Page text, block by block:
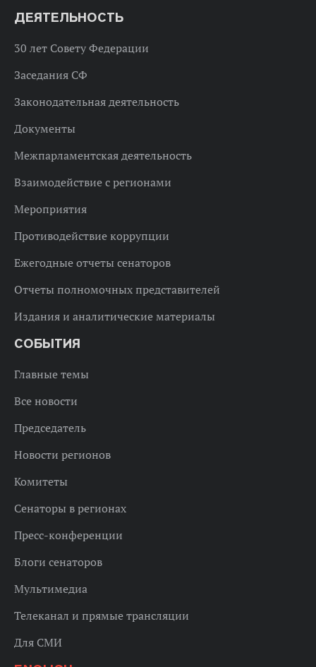
ДЕЯТЕЛЬНОСТЬ
30 лет Совету Федерации
Заседания СФ
Законодательная деятельность
Документы
Межпарламентская деятельность
Взаимодействие с регионами
Мероприятия
Противодействие коррупции
Ежегодные отчеты сенаторов
Отчеты полномочных представителей
Издания и аналитические материалы
СОБЫТИЯ
Главные темы
Все новости
Председатель
Новости регионов
Комитеты
Сенаторы в регионах
Пресс-конференции
Блоги сенаторов
Мультимедиа
Телеканал и прямые трансляции
Для СМИ